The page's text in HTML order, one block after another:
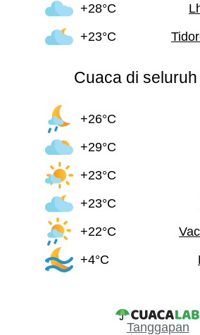
+28°C
+23°C
Cuaca di
+26°C
+29°C
+23°C
+23°C
+22°C
+4°C
Tanggapan